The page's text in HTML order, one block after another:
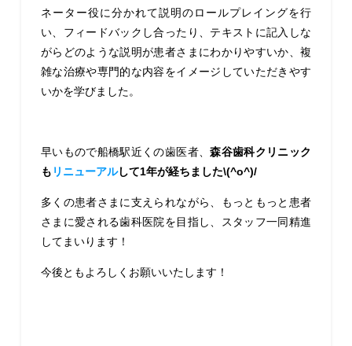
ネーター役に分かれて説明のロールプレイングを行
い、フィードバックし合ったり、テキストに記入しな
がらどのような説明が患者さまにわかりやすいか、複
雑な治療や専門的な内容をイメージしていただきやす
いかを学びました。
早いもので船橋駅近くの歯医者、森谷歯科クリニック
も リニューアルして1年が経ちました\(^o^)/
多くの患者さまに支えられながら、もっともっと患者
さまに愛される歯科医院を目指し、スタッフ一同精進
してまいります！
今後ともよろしくお願いいたします！